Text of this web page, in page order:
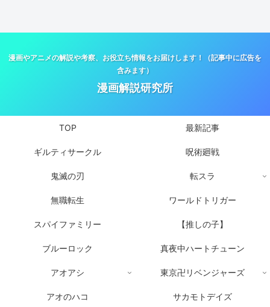
漫画やアニメの解説や考察、お役立ち情報をお届けします！（記事中に広告を
含みます）
漫画解説研究所
TOP 最新記事
ギルティサークル 呪術廻戦
鬼滅の刃 転スラ
無職転生 ワールドトリガー
スパイファミリー 【推しの子】
ブルーロック 真夜中ハートチューン
アオアシ 東京卍リベンジャーズ
アオのハコ サカモトデイズ